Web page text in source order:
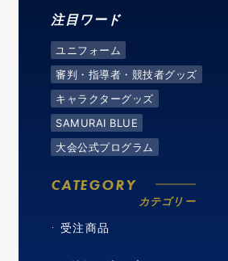
注目ワード
ユニフォーム
審判・指導者・競技者グッズ
キャラクターグッズ
SAMURAI BLUE
大会公式プログラム
CATEGORY
カテゴリー
受注商品